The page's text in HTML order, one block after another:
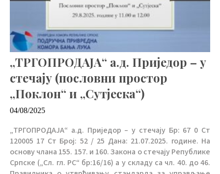
„ТРГОПРОДАЈА“ а.д. Приједор – у
стечају (пословни простор
„Поклон“ и „Сутјеска“)
04/08/2025
„ТРГОПРОДАЈА“ а.д. Приједор – у стечају Бр: 67 0 Ст
120005 17 Ст Број: 52 / 25 Дана: 21.07.2025. године. На
основу члана 155. 157. и 160. Закона о стечају Републике
Српске („Сл. гл. РС“ бр:16/16) а у складу са чл. 40. до 46.